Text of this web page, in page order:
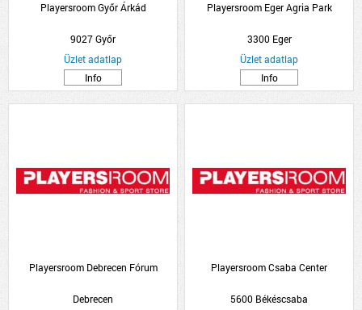
Playersroom Győr Árkád
9027 Győr
Üzlet adatlap
Info
Playersroom Eger Agria Park
3300 Eger
Üzlet adatlap
Info
Playersroom Debrecen Fórum
Debrecen
Playersroom Csaba Center
5600 Békéscsaba